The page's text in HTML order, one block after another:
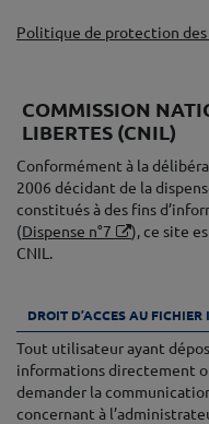
Politique de protection des
COMMISSION
LIBERTES (CNIL)
Conformément à la
2006 décidant de la
constitués à des fins
(Dispense n°7
), ce site
CNIL.
DROIT D’ACCES AU
Tout utilisateur ayant
informations directement
demander la
concernant à